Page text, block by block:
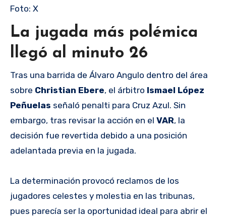
Foto: X
La jugada más polémica
llegó al minuto 26
Tras una barrida de Álvaro Angulo dentro del área
sobre Christian Ebere, el árbitro Ismael López
Peñuelas señaló penalti para Cruz Azul. Sin
embargo, tras revisar la acción en el VAR, la
decisión fue revertida debido a una posición
adelantada previa en la jugada.
La determinación provocó reclamos de los
jugadores celestes y molestia en las tribunas,
pues parecía ser la oportunidad ideal para abrir el